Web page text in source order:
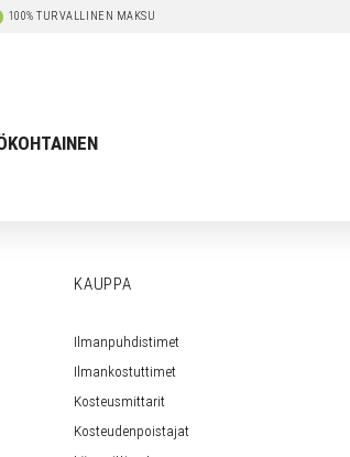
100% TURVALLINEN MAKSU
KAUPPA
Ilmanpuhdistimet
Ilmankostuttimet
Kosteusmittarit
Kosteudenpoistajat